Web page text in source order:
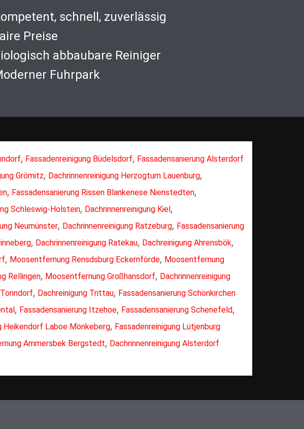
schnell, zuverlässig
Preise
abbaubare Reiniger
Fuhrpark
, Fassadenreinigung Büdelsdorf, Fassadensanierung Alsterdorf
Grömitz, Dachrinnenreinigung Herzogtum Lauenburg,
, Fassadensanierung Rissen Blankenese Nienstedten,
Schleswig-Holstein, Dachrinnenreinigung Kiel ,
Neumünster, Dachrinnenreinigung Ratzeburg, Fassadensanierung
, Dachrinnenreinigung Ratekau, Dachreinigung Ahrensbök,
, Moosentfernung Rensdsburg Eckernförde, Moosentfernung
Rellingen, Moosentfernung Großhansdorf, Dachrinnenreinigung
, Dachreinigung Trittau, Fassadensanierung Schönkirchen
, Fassadensanierung Itzehoe, Fassadensanierung Schenefeld,
Heikendorf Laboe Mönkeberg, Fassadenreinigung Lütjenburg
Ammersbek Bergstedt, Dachrinnenreinigung Alsterdorf